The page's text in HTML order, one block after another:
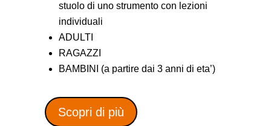
stuolo di uno strumento con lezioni
individuali
ADULTI
RAGAZZI
BAMBINI (a partire dai 3 anni di eta’)
Scopri di più